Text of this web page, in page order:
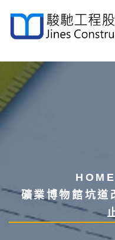
HOME
礦業博物館坑道